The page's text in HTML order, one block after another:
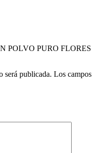
POLVO PURO FLORES
será publicada. Los campos